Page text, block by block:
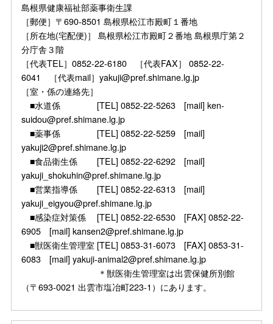
島根県健康福祉部薬事衛生課
［郵便］〒690-8501 島根県松江市殿町１番地
［所在地(宅配便)］ 島根県松江市殿町２番地 島根県庁第２
分庁舎３階
［代表TEL］0852-22-6180 ［代表FAX］ 0852-22-
6041 ［代表mail］yakuji@pref.shimane.lg.jp
［室・係の連絡先］
■水道係 [TEL] 0852-22-5263 [mail] ken-
suidou@pref.shimane.lg.jp
■薬事係 [TEL] 0852-22-5259 [mail]
yakuji2@pref.shimane.lg.jp
■食品衛生係 [TEL] 0852-22-6292 [mail]
yakuji_shokuhin@pref.shimane.lg.jp
■営業指導係 [TEL] 0852-22-6313 [mail]
yakuji_eigyou@pref.shimane.lg.jp
■感染症対策係 [TEL] 0852-22-6530 [FAX] 0852-22-
6905 [mail] kansen2@pref.shimane.lg.jp
■獣医衛生管理室 [TEL] 0853-31-6073 [FAX] 0853-31-
6083 [mail] yakuji-animal2@pref.shimane.lg.jp
＊獣医衛生管理室は出雲保健所別館
（〒693-0021 出雲市塩冶町223-1）にあります。